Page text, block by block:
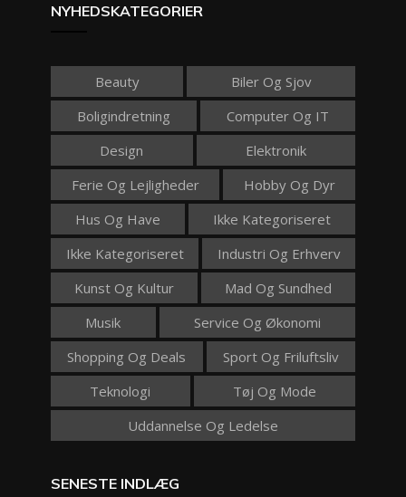
NYHEDSKATEGORIER
Beauty
Biler Og Sjov
Boligindretning
Computer Og IT
Design
Elektronik
Ferie Og Lejligheder
Hobby Og Dyr
Hus Og Have
Ikke Kategoriseret
Ikke Kategoriseret
Industri Og Erhverv
Kunst Og Kultur
Mad Og Sundhed
Musik
Service Og Økonomi
Shopping Og Deals
Sport Og Friluftsliv
Teknologi
Tøj Og Mode
Uddannelse Og Ledelse
SENESTE INDLÆG